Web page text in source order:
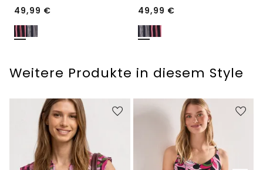
49,99 € 49,99 €
Weitere Produkte in diesem Style